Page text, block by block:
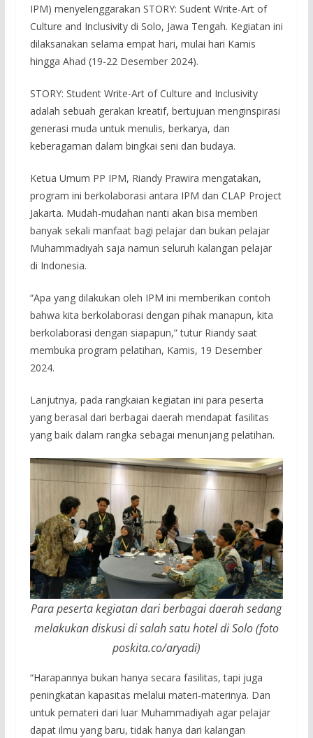
IPM) menyelenggarakan STORY: Sudent Write-Art of
Culture and Inclusivity di Solo, Jawa Tengah. Kegiatan ini
dilaksanakan selama empat hari, mulai hari Kamis
hingga Ahad (19-22 Desember 2024).
STORY: Student Write-Art of Culture and Inclusivity
adalah sebuah gerakan kreatif, bertujuan menginspirasi
generasi muda untuk menulis, berkarya, dan
keberagaman dalam bingkai seni dan budaya.
Ketua Umum PP IPM, Riandy Prawira mengatakan,
program ini berkolaborasi antara IPM dan CLAP Project
Jakarta. Mudah-mudahan nanti akan bisa memberi
banyak sekali manfaat bagi pelajar dan bukan pelajar
Muhammadiyah saja namun seluruh kalangan pelajar
di Indonesia.
“Apa yang dilakukan oleh IPM ini memberikan contoh
bahwa kita berkolaborasi dengan pihak manapun, kita
berkolaborasi dengan siapapun,” tutur Riandy saat
membuka program pelatihan, Kamis, 19 Desember
2024.
Lanjutnya, pada rangkaian kegiatan ini para peserta
yang berasal dari berbagai daerah mendapat fasilitas
yang baik dalam rangka sebagai menunjang pelatihan.
Para peserta kegiatan dari berbagai daerah sedang
melakukan diskusi di salah satu hotel di Solo (foto
poskita.co/aryadi)
“Harapannya bukan hanya secara fasilitas, tapi juga
peningkatan kapasitas melalui materi-materinya. Dan
untuk pemateri dari luar Muhammadiyah agar pelajar
dapat ilmu yang baru, tidak hanya dari kalangan